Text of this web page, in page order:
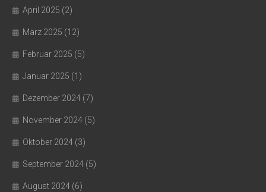
April 2025 (2)
März 2025 (12)
Februar 2025 (5)
Januar 2025 (1)
Dezember 2024 (7)
November 2024 (5)
Oktober 2024 (3)
September 2024 (5)
August 2024 (6)